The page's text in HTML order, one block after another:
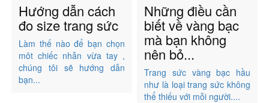
Hướng dẫn cách
đo size trang sức
Làm thế nào để bạn chọn
môt chiếc nhẫn vừa tay ,
chúng tôi sẽ hướng dẫn
bạn...
Những điều cần
biết về vàng bạc
mà bạn không
nên bỏ...
Trang sức vàng bạc hầu
như là loại trang sức không
thể thiếu với mỗi người....